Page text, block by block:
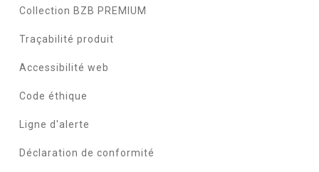
Collection BZB PREMIUM
Traçabilité produit
Accessibilité web
Code éthique
Ligne d'alerte
Déclaration de conformité